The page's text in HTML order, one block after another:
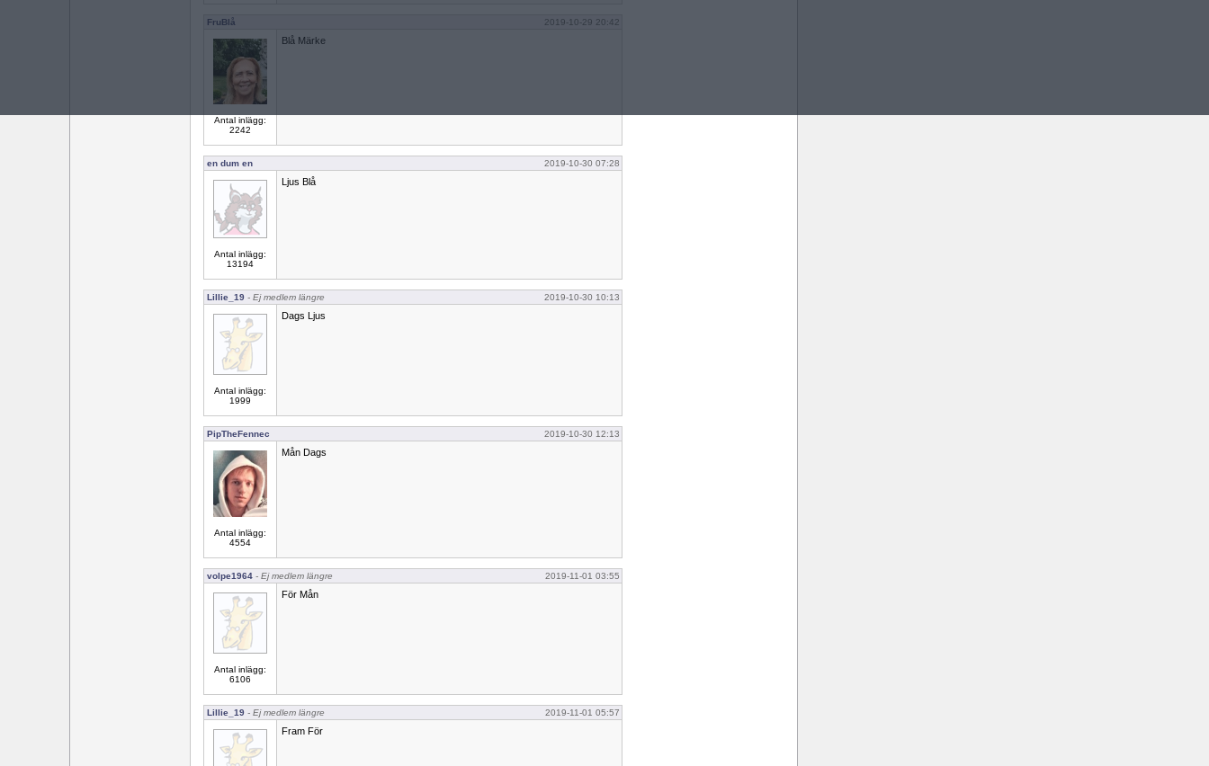
FruBlå 2019-10-29 20:42
Antal inlägg:
2242
Blå Märke
en dum en 2019-10-30 07:28
Antal inlägg:
13194
Ljus Blå
Lillie_19 - Ej medlem längre 2019-10-30 10:13
Antal inlägg:
1999
Dags Ljus
PipTheFennec 2019-10-30 12:13
Antal inlägg:
4554
Mån Dags
volpe1964 - Ej medlem längre 2019-11-01 03:55
Antal inlägg:
6106
För Mån
Lillie_19 - Ej medlem längre 2019-11-01 05:57
Fram För